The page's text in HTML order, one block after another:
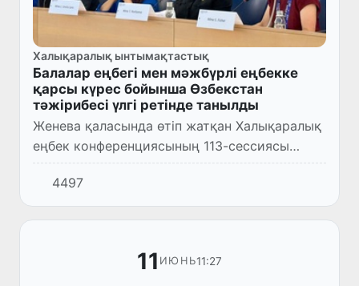
Халықаралық ынтымақтастық
Балалар еңбегі мен мәжбүрлі еңбекке
қарсы күрес бойынша Өзбекстан
тәжірибесі үлгі ретінде танылды
Женева қаласында өтіп жатқан Халықаралық
еңбек конференциясының 113-сессиясы
аясында 12 июнь – Дүниежүзілік балалар
еңбегіне қарсы күрес күніне орай арнайы
конференция өткізілді.
4497
11 ИЮНЬ11:27